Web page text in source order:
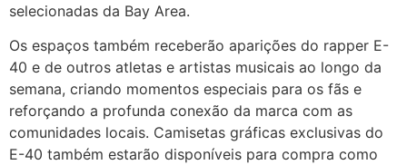
selecionadas da Bay Area.
Os espaços também receberão aparições do rapper E-
40 e de outros atletas e artistas musicais ao longo da
semana, criando momentos especiais para os fãs e
reforçando a profunda conexão da marca com as
comunidades locais. Camisetas gráficas exclusivas do
E-40 também estarão disponíveis para compra como